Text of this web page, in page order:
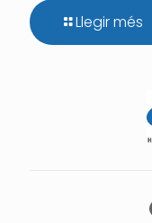
Llegir més